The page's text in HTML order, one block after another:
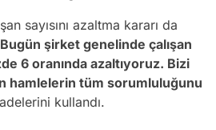
sayısını azaltma kararı da
şirket genelinde çalışan
6 oranında azaltıyoruz. Bizi
hamlelerin tüm sorumluluğunu
kullandı.